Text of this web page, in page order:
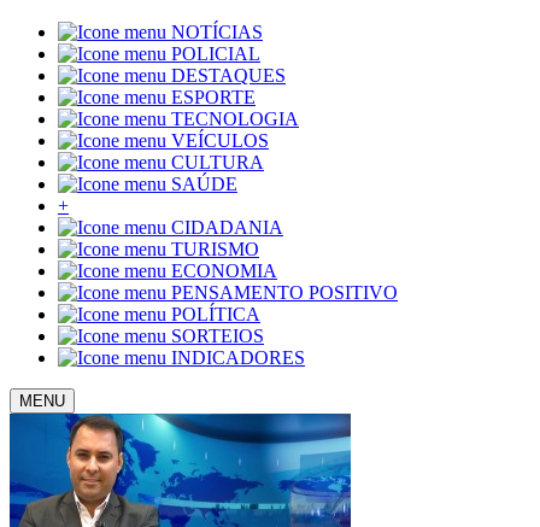
NOTÍCIAS
POLICIAL
DESTAQUES
ESPORTE
TECNOLOGIA
VEÍCULOS
CULTURA
SAÚDE
+
CIDADANIA
TURISMO
ECONOMIA
PENSAMENTO POSITIVO
POLÍTICA
SORTEIOS
INDICADORES
MENU